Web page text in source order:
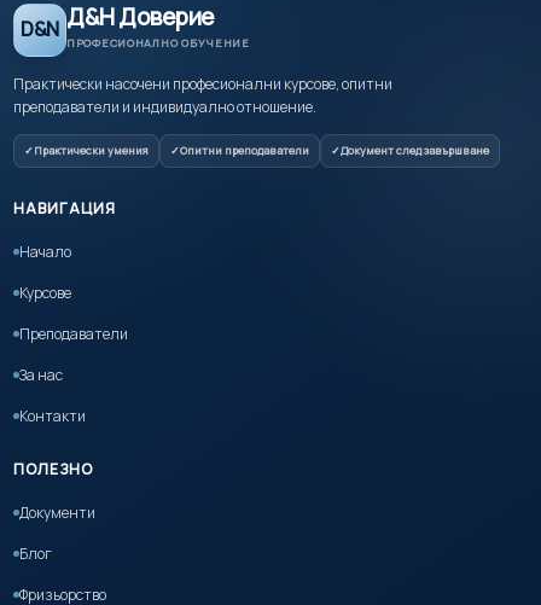
D&N Д&Н Доверие
ПРОФЕСИОНАЛНО ОБУЧЕНИЕ
Практически насочени професионални курсове, опитни
преподаватели и индивидуално отношение.
Практически умения Опитни преподаватели Документ след завършване
НАВИГАЦИЯ
Начало
Курсове
Преподаватели
За нас
Контакти
ПОЛЕЗНО
Документи
Блог
Фризьорство